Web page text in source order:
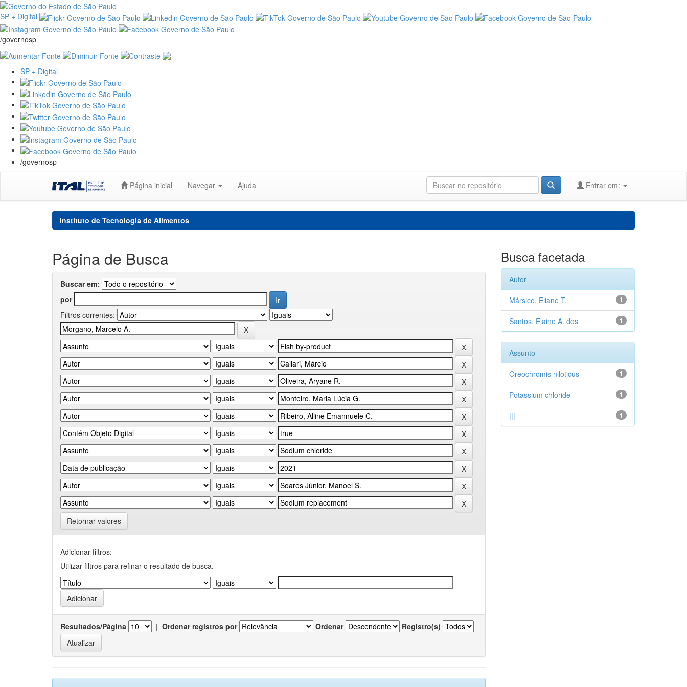
SP + Digital
/governosp
SP + Digital
/governosp
Página inicial Navegar Ajuda Entrar em:
Instituto de Tecnologia de Alimentos
Página de Busca
Buscar em:
por
Filtros correntes:
Retornar valores
Adicionar filtros:
Utilizar filtros para refinar o resultado de busca.
Resultados/Página | Ordenar registros por Ordenar Registro(s)
Busca facetada
Autor
1
Mársico, Eliane T.
1
Santos, Elaine A. dos
Assunto
1
Oreochromis niloticus
1
Potassium chloride
1
|||